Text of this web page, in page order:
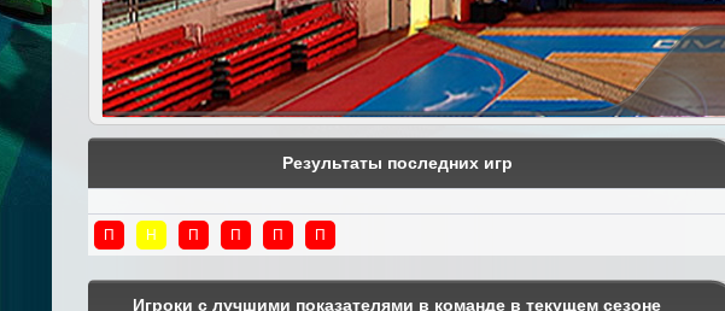
Результаты последних игр
П Н П П П П
Игроки с лучшими показателями в команде в текущем сезоне